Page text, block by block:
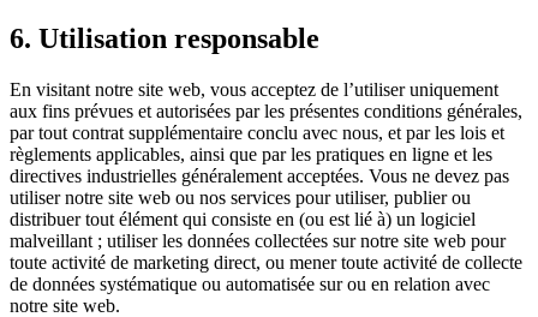
6. Utilisation responsable
En visitant notre site web, vous acceptez de l’utiliser uniquement
aux fins prévues et autorisées par les présentes conditions générales,
par tout contrat supplémentaire conclu avec nous, et par les lois et
règlements applicables, ainsi que par les pratiques en ligne et les
directives industrielles généralement acceptées. Vous ne devez pas
utiliser notre site web ou nos services pour utiliser, publier ou
distribuer tout élément qui consiste en (ou est lié à) un logiciel
malveillant ; utiliser les données collectées sur notre site web pour
toute activité de marketing direct, ou mener toute activité de collecte
de données systématique ou automatisée sur ou en relation avec
notre site web.